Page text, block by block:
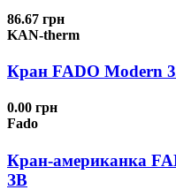
86.67 грн
KAN-therm
Кран FADO Modern
0.00 грн
Fado
Кран-американка
ЗВ